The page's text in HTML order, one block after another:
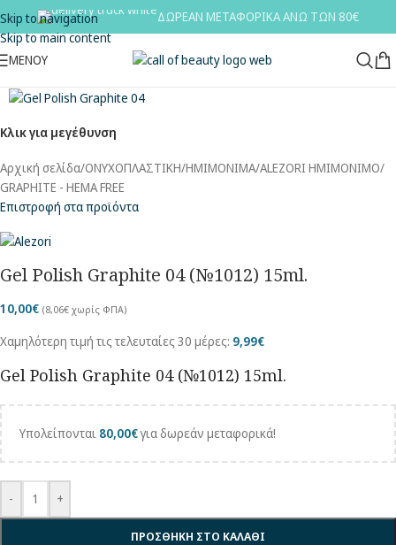
Skip to navigation
Skip to main content
ΔΩΡΕΑΝ ΜΕΤΑΦΟΡΙΚΑ ΑΝΩ ΤΩΝ 80€
ΜΕΝΟΥ
Κλικ για μεγέθυνση
Αρχική σελίδα/ΟΝΥΧΟΠΛΑΣΤΙΚΗ/ΗΜΙΜΟΝΙΜΑ/ALEZORI ΗΜΙΜΟΝΙΜΟ/
GRAPHITE - HEMA FREE
Επιστροφή στα προϊόντα
Gel Polish Graphite 04 (№1012) 15ml.
10,00€ (8,06€ χωρίς ΦΠΑ)
Χαμηλότερη τιμή τις τελευταίες 30 μέρες: 9,99€
Gel Polish Graphite 04 (№1012) 15ml.
Υπολείπονται 80,00€για δωρεάν μεταφορικά!
- +
ΠΡΟΣΘΗΚΗ ΣΤΟ ΚΑΛΑΘΙ